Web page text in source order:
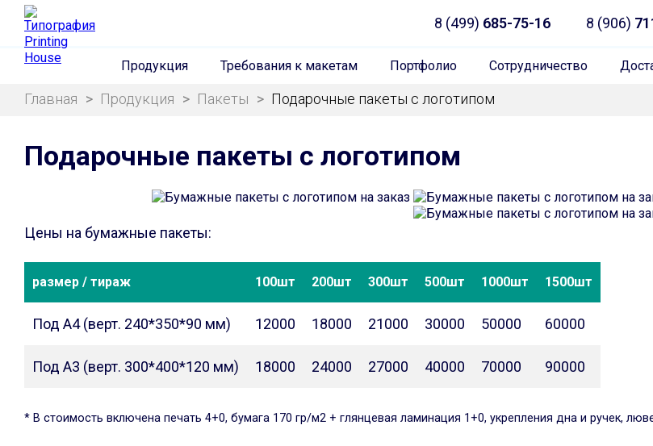
8 (499) 685-75-16 8 (906)
Продукция Требования к макетам Портфолио Сотрудничество
Главная > Продукция > Пакеты > Подарочные пакеты с логотипом
Подарочные пакеты с логотипом
Цены на бумажные пакеты:
размер / тираж 100шт 200шт 300шт 500шт 1000шт 1500шт
Под А4 (верт. 240*350*90 мм) 12000 18000 21000 30000 50000 60000
Под А3 (верт. 300*400*120 мм) 18000 24000 27000 40000 70000 90000
* В стоимость включена печать 4+0, бумага 170 гр/м2 + глянцевая ламинация 1+0, укрепления дна и ручек,